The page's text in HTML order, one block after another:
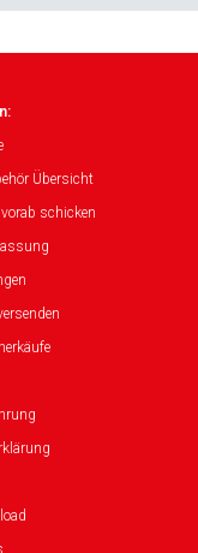
Übersicht
schicken